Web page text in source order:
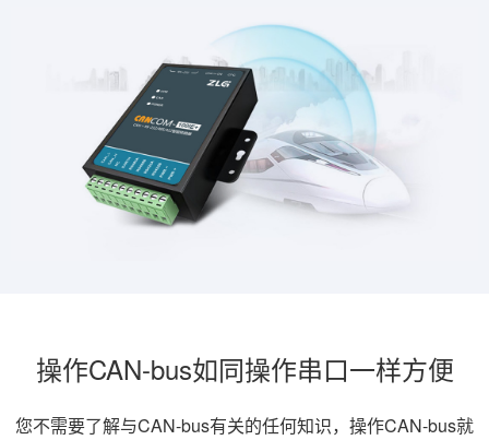
操作CAN-bus如同操作串口一样方便
您不需要了解与CAN-bus有关的任何知识，操作CAN-bus就